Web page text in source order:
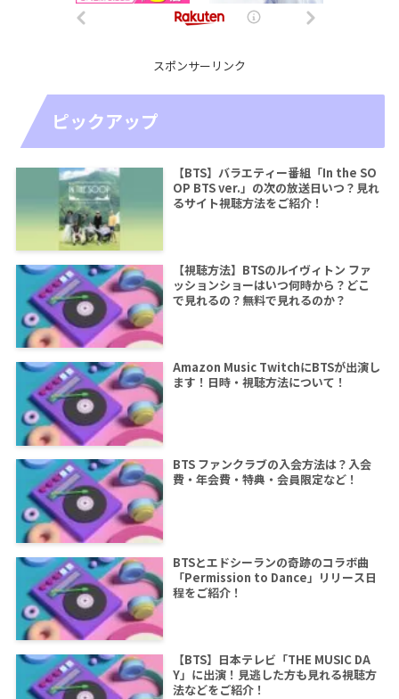
スポンサーリンク
ピックアップ
【BTS】バラエティー番組「In the SO
OP BTS ver.」の次の放送日いつ？見れ
るサイト視聴方法をご紹介！
【視聴方法】BTSのルイヴィトン ファ
ッションショーはいつ何時から？どこ
で見れるの？無料で見れるのか？
Amazon Music TwitchにBTSが出演し
ます！日時・視聴方法について！
BTS ファンクラブの入会方法は？入会
費・年会費・特典・会員限定など！
BTSとエドシーランの奇跡のコラボ曲
「Permission to Dance」リリース日
程をご紹介！
【BTS】日本テレビ「THE MUSIC DA
Y」に出演！見逃した方も見れる視聴方
法などをご紹介！